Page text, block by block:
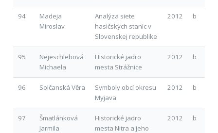
94
Madeja
Miroslav
Analýza siete
hasičských staníc v
Slovenskej republike
2012 b
95
Nejeschlebová
Michaela
Historické jadro
mesta Strážnice
2012 b
96 Solčanská Věra
Symboly obcí okresu
Myjava
2012 b
97
Šmatlánková
Jarmila
Historické jadro
mesta Nitra a jeho
2012 b